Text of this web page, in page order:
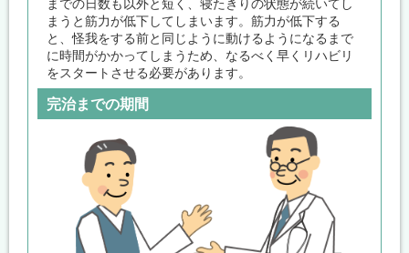
までの日数も以外と短く、寝たきりの状態が続いてし
まうと筋力が低下してしまいます。筋力が低下する
と、怪我をする前と同じように動けるようになるまで
に時間がかかってしまうため、なるべく早くリハビリ
をスタートさせる必要があります。
完治までの期間